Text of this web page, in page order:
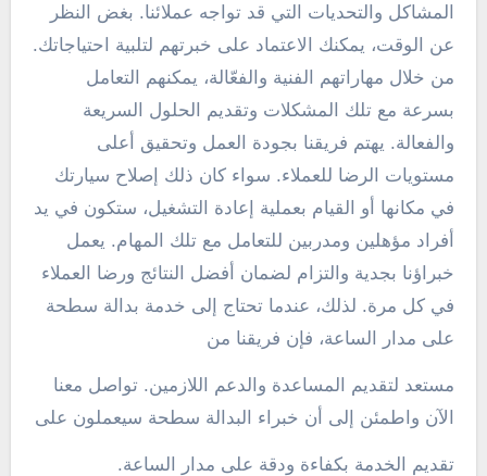
المشاكل والتحديات التي قد تواجه عملائنا. بغض النظر
عن الوقت، يمكنك الاعتماد على خبرتهم لتلبية احتياجاتك.
من خلال مهاراتهم الفنية والفعّالة، يمكنهم التعامل
بسرعة مع تلك المشكلات وتقديم الحلول السريعة
والفعالة. يهتم فريقنا بجودة العمل وتحقيق أعلى
مستويات الرضا للعملاء. سواء كان ذلك إصلاح سيارتك
في مكانها أو القيام بعملية إعادة التشغيل، ستكون في يد
أفراد مؤهلين ومدربين للتعامل مع تلك المهام. يعمل
خبراؤنا بجدية والتزام لضمان أفضل النتائج ورضا العملاء
في كل مرة. لذلك، عندما تحتاج إلى خدمة بدالة سطحة
على مدار الساعة، فإن فريقنا من
مستعد لتقديم المساعدة والدعم اللازمين. تواصل معنا
الآن واطمئن إلى أن خبراء البدالة سطحة سيعملون على
تقديم الخدمة بكفاءة ودقة على مدار الساعة.